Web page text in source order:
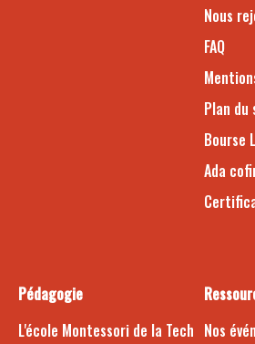
Nous
FAQ
Plan du
Bourse
Ada
Pédagogie
L'école Montessori de la Tech Nos